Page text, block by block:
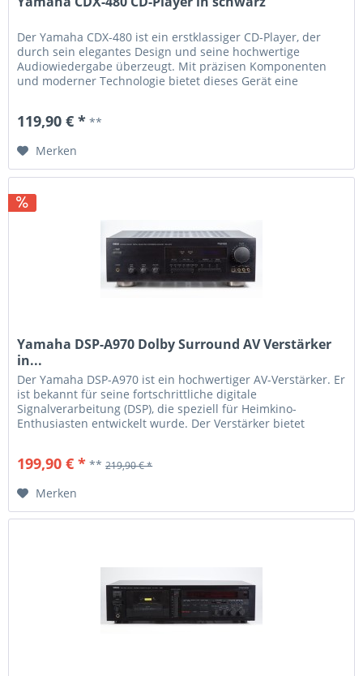
Der Yamaha CDX-480 ist ein erstklassiger CD-Player, der
durch sein elegantes Design und seine hochwertige
Audiowiedergabe überzeugt. Mit präzisen Komponenten
und moderner Technologie bietet dieses Gerät eine
Bedienung machen die Navigation durch Tracks und
119,90 € * **
Merken
Yamaha DSP-A970 Dolby Surround AV Verstärker
in...
Der Yamaha DSP-A970 ist ein hochwertiger AV-Verstärker. Er
ist bekannt für seine fortschrittliche digitale
Signalverarbeitung (DSP), die speziell für Heimkino-
Enthusiasten entwickelt wurde. Der Verstärker bietet
mehreren Audio-Eingängen ausgestattet, um verschiedene
199,90 € * **219,90 € *
Merken